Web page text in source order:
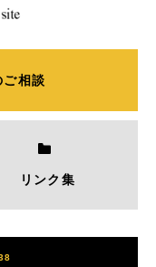
相談
リンク集